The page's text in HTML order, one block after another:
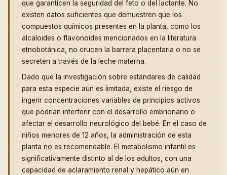
que garanticen la seguridad del feto o del lactante. No
existen datos suficientes que demuestren que los
compuestos químicos presentes en la planta, como los
alcaloides o flavonoides mencionados en la literatura
etnobotánica, no crucen la barrera placentaria o no se
secreten a través de la leche materna.
Dado que la investigación sobre estándares de calidad
para esta especie aún es limitada, existe el riesgo de
ingerir concentraciones variables de principios activos
que podrían interferir con el desarrollo embrionario o
afectar el desarrollo neurológico del bebé. En el caso de
niños menores de 12 años, la administración de esta
planta no es recomendable. El metabolismo infantil es
significativamente distinto al de los adultos, con una
capacidad de aclaramiento renal y hepático aún en